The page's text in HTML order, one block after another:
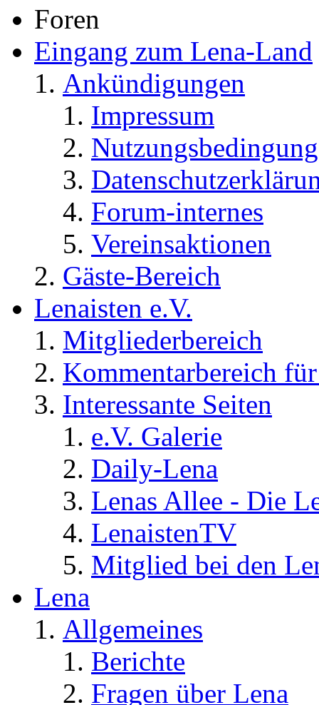
Foren
Eingang zum Lena-Land
Ankündigungen
Impressum
Forum-internes
Vereinsaktionen
Gäste-Bereich
Lenaisten e.V.
Mitgliederbereich
Kommentarbereich
Interessante Seiten
e.V. Galerie
Daily-Lena
Lenas Allee - Die
LenaistenTV
Mitglied bei den
Lena
Allgemeines
Berichte
Fragen über Lena